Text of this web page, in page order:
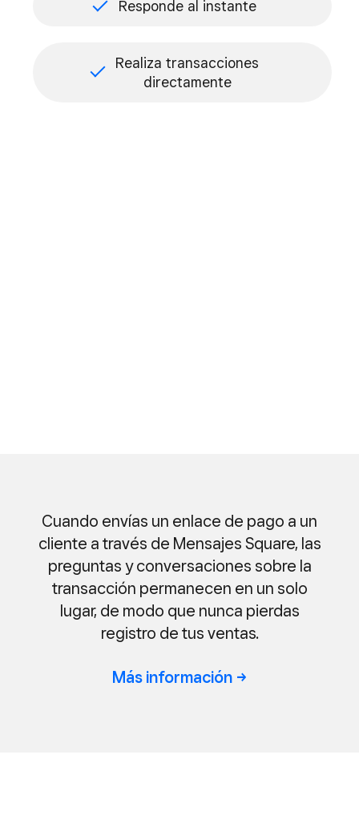
Responde al instante
Realiza transacciones
directamente
Cuando envías un enlace de pago a un
cliente a través de Mensajes Square, las
preguntas y conversaciones sobre la
transacción permanecen en un solo
lugar, de modo que nunca pierdas
registro de tus ventas.
Más información